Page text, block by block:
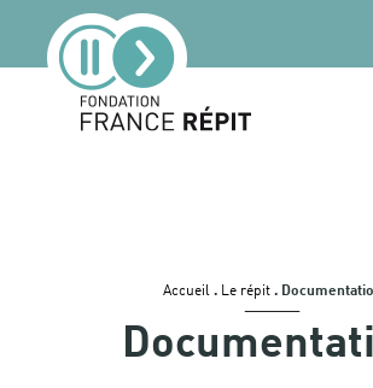
Accueil . Le répit .